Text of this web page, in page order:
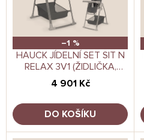
–1 %
HAUCK JÍDELNÍ SET SIT N
RELAX 3V1 (ŽIDLIČKA,
SEDÁTKO NA ŽIDLIČKU,
KŘESÍLKO), DARK GREY
4 901 Kč
DO KOŠÍKU